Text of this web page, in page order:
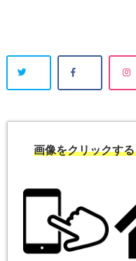
画像をクリックす